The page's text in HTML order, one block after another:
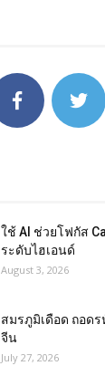
ใช้ AI ช่วยโฟกัส
ระดับไฮเอนด์
August 3, 2026
สมรภูมิเดือด ถอด
จีน
July 27, 2026